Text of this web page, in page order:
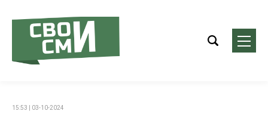
15:53 | 03-10-2024